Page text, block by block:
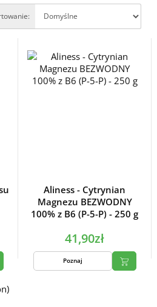
Aliness - Cytrynian
Magnezu BEZWODNY
100% z B6 (P-5-P) - 250 g
41,90zł
Poznaj